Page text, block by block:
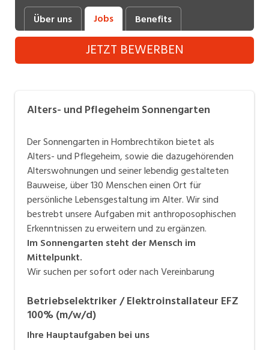
Industrie, Maschinenbau, Anlagenbau,
Produktion
Informatik, Telekommunikation
Mechanik, Elektronik, Optik (Fertigung)
Medizin, Gesundheitswesen, Pflege
Sicherheit, Rettung, Polizei, Zoll
Verkauf, Handel, Kundenberatung,
Aussendienst
Über uns Jobs Benefits
JETZT BEWERBEN
Alters- und Pflegeheim Sonnengarten
Der Sonnengarten in Hombrechtikon bietet als
Alters- und Pflegeheim, sowie die dazugehörenden
Alterswohnungen und seiner lebendig gestalteten
Bauweise, über 130 Menschen einen Ort für
persönliche Lebensgestaltung im Alter. Wir sind
bestrebt unsere Aufgaben mit anthroposophischen
Erkenntnissen zu erweitern und zu ergänzen.
Im Sonnengarten steht der Mensch im
Mittelpunkt.
Wir suchen per sofort oder nach Vereinbarung
Betriebselektriker / Elektroinstallateur EFZ
100% (m/w/d)
Ihre Hauptaufgaben bei uns